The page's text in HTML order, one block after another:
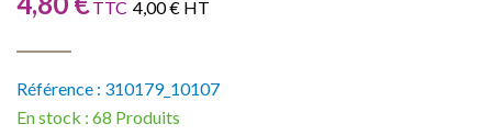
TTC 4,00 € HT
Référence : 310179_10107
En stock : 68 Produits